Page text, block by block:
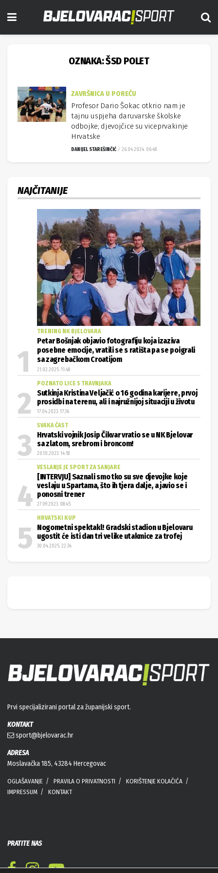
OZNAKA:ŠSD POLET
ZAVRŠNICA U POREČU
Profesor Dario Šokac otkrio nam je
tajnu uspjeha daruvarske školske
odbojke; djevojčice su viceprvakinje
Hrvatske
DANIJEL STAREŠINČIĆ 26.04.2024. 06:48
NAJČITANIJE
TRENING NK BJELOVARA
Petar Bošnjak objavio fotografiju koja izaziva
posebne emocije, vratili se s ratišta pa se poigrali
sa zagrebačkom Croatijom
21.02.2025. 11:48
POZNATO LICE S TRAVNJAKA
Sutkinja Kristina Veljačić o 16 godina karijere, prvoj
prosidbi na terenu, ali i najružnijoj situaciji u životu
17.04.2023. 17:36
SVAKA ČAST
Hrvatski vojnik Josip Čikvar vratio se u NK Bjelovar
sa zlatom, srebrom i broncom!
20.10.2023. 14:18
VESLANJE JE SPORT ZA SANJARE
[INTERVJU] Saznali smo tko su sve djevojke koje
veslaju u Spartama, što ih tjera dalje, a javio se i
ponosni trener
27.09.2023. 08:45
HRVATSKI KUP
Nogometni spektakl! Gradski stadion u Bjelovaru
ugostit će isti dan tri velike utakmice za trofej
30.04.2025. 22:34
Prvi specijalizirani portal za županijski sport.
KONTAKT
sport@bjelovarac.hr
ADRESA
Moslavačka 185, 43284 Hercegovac
OGLAŠAVANJE PRAVILA O PRIVATNOSTI
KORIŠTENJE KOLAČIĆA
IMPRESSUM
KONTAKT
PRATITE NAS